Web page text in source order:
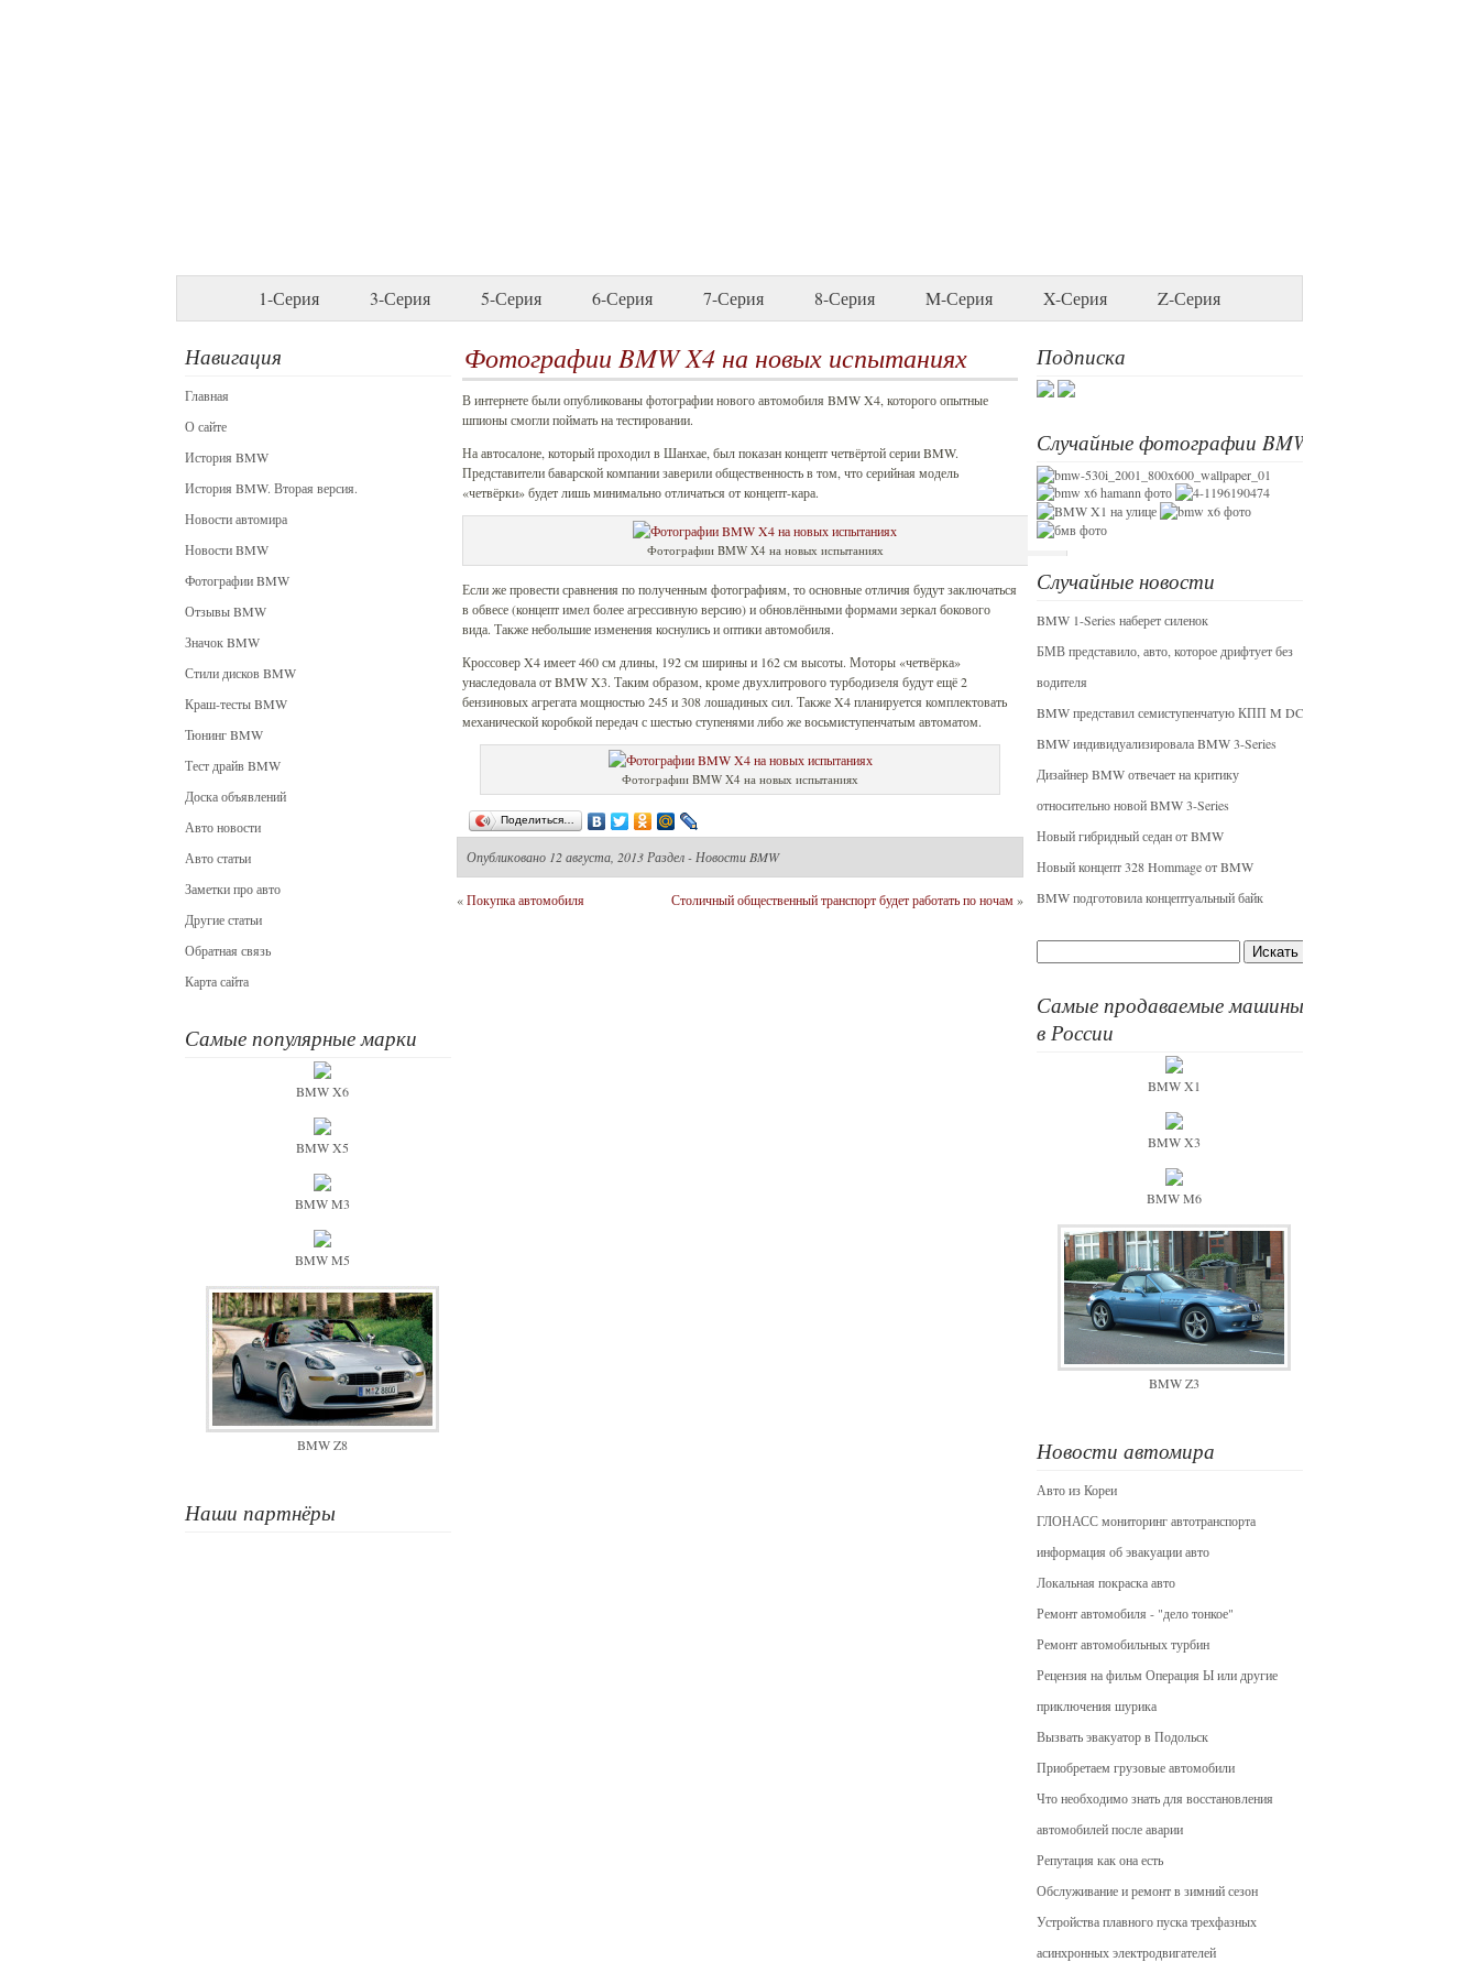
1-Серия 3-Серия 5-Серия 6-Серия 7-Серия 8-Серия M-Серия X-Серия Z-Серия
Навигация
Главная
О сайте
История BMW
История BMW. Вторая версия.
Новости автомира
Новости BMW
Фотографии BMW
Отзывы BMW
Значок BMW
Стили дисков BMW
Краш-тесты BMW
Тюнинг BMW
Тест драйв BMW
Доска объявлений
Авто новости
Авто статьи
Заметки про авто
Другие статьи
Обратная связь
Карта сайта
Самые популярные марки
BMW X6
BMW X5
BMW M3
BMW M5
BMW Z8
Наши партнёры
Подписка
Случайные фотографии BMW
Случайные новости
BMW 1-Series наберет силенок
БМВ представило, авто, которое дрифтует без
водителя
BMW представил семиступенчатую КПП M DCT
BMW индивидуализировала BMW 3-Series
Дизайнер BMW отвечает на критику
относительно новой BMW 3-Series
Новый гибридный седан от BMW
Новый концепт 328 Hommage от BMW
BMW подготовила концептуальный байк
Самые продаваемые машины
в России
BMW X1
BMW X3
BMW M6
BMW Z3
Новости автомира
Авто из Кореи
ГЛОНАСС мониторинг автотранспорта
информация об эвакуации авто
Локальная покраска авто
Ремонт автомобиля - "дело тонкое"
Ремонт автомобильных турбин
Рецензия на фильм Операция Ы или другие
приключения шурика
Вызвать эвакуатор в Подольск
Приобретаем грузовые автомобили
Что необходимо знать для восстановления
автомобилей после аварии
Репутация как она есть
Обслуживание и ремонт в зимний сезон
Устройства плавного пуска трехфазных
асинхронных электродвигателей
Фотографии BMW X4 на новых испытаниях
В интернете были опубликованы фотографии нового автомобиля BMW X4, которого опытные
шпионы смогли поймать на тестировании.
На автосалоне, который проходил в Шанхае, был показан концепт четвёртой серии BMW.
Представители баварской компании заверили общественность в том, что серийная модель
«четвёрки» будет лишь минимально отличаться от концепт-кара.
Фотографии BMW X4 на новых испытаниях
Если же провести сравнения по полученным фотографиям, то основные отличия будут заключаться
в обвесе (концепт имел более агрессивную версию) и обновлёнными формами зеркал бокового
вида. Также небольшие изменения коснулись и оптики автомобиля.
Кроссовер X4 имеет 460 см длины, 192 см ширины и 162 см высоты. Моторы «четвёрка»
унаследовала от BMW X3. Таким образом, кроме двухлитрового турбодизеля будут ещё 2
бензиновых агрегата мощностью 245 и 308 лошадиных сил. Также X4 планируется комплектовать
механической коробкой передач с шестью ступенями либо же восьмиступенчатым автоматом.
Фотографии BMW X4 на новых испытаниях
Поделиться…
Опубликовано 12 августа, 2013 Раздел - Новости BMW
«Покупка автомобиля Столичный общественный транспорт будет работать по ночам»